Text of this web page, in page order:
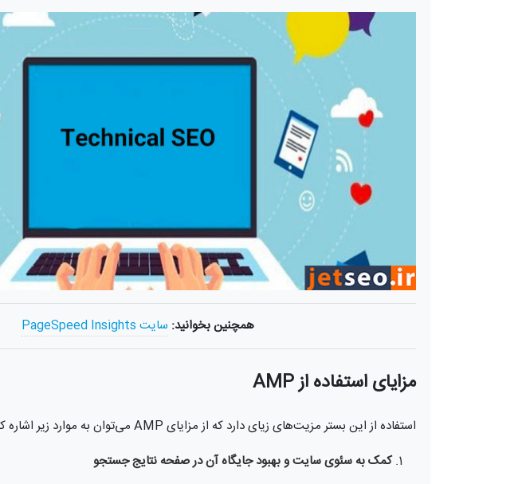
همچنین بخوانید: سایت PageSpeed Insights
مزایای استفاده از AMP
استفاده از این بستر مزیت‌های زیای دارد که از مزایای AMP می‌توان به موارد زیر اشاره کرد:
کمک به سئوی سایت و بهبود جایگاه آن در صفحه نتایج جستجو